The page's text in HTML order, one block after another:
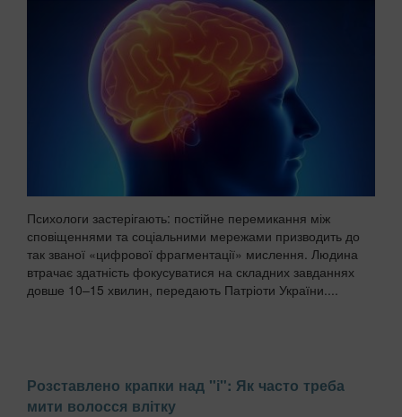
Психологи застерігають: постійне перемикання між
сповіщеннями та соціальними мережами призводить до
так званої «цифрової фрагментації» мислення. Людина
втрачає здатність фокусуватися на складних завданнях
довше 10–15 хвилин, передають Патріоти України....
Розставлено крапки над "і": Як часто треба
мити волосся влітку